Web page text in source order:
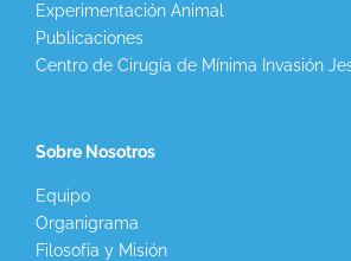
Experimentación Animal
Publicaciones
Centro de Cirugía de Mínima Invasión
Sobre Nosotros
Equipo
Organigrama
Filosofía y Misión